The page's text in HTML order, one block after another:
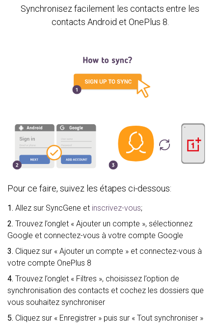
Synchronisez facilement les contacts entre les
contacts Android et OnePlus 8.
Pour ce faire, suivez les étapes ci-dessous:
1. Allez sur SyncGene et inscrivez-vous;
2. Trouvez l’onglet « Ajouter un compte », sélectionnez
Google et connectez-vous à votre compte Google
3. Cliquez sur « Ajouter un compte » et connectez-vous à
votre compte OnePlus 8
4. Trouvez l’onglet « Filtres », choisissez l’option de
synchronisation des contacts et cochez les dossiers que
vous souhaitez synchroniser
5. Cliquez sur « Enregistrer » puis sur « Tout synchroniser »